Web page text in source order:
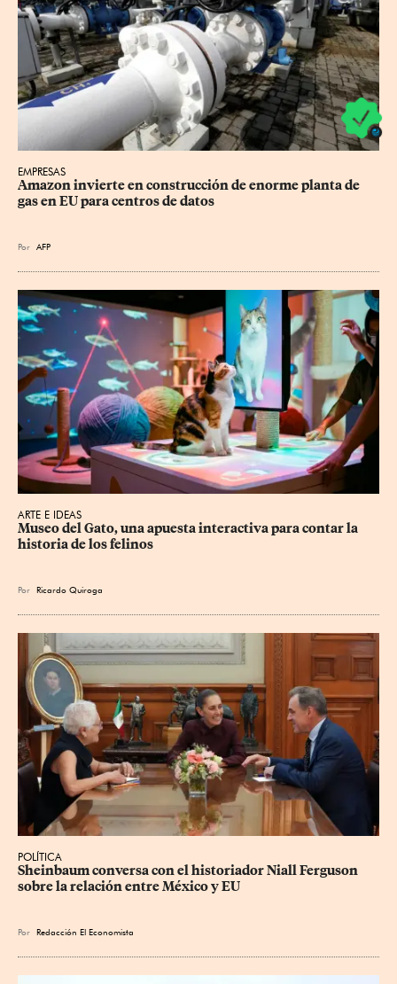
EMPRESAS
Amazon invierte en construcción de enorme planta de
gas en EU para centros de datos
Por AFP
ARTE E IDEAS
Museo del Gato, una apuesta interactiva para contar la
historia de los felinos
Por Ricardo Quiroga
POLÍTICA
Sheinbaum conversa con el historiador Niall Ferguson
sobre la relación entre México y EU
Por Redacción El Economista